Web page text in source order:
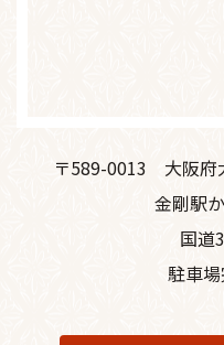
〒589-0013 大阪
金剛駅
国道
駐車場